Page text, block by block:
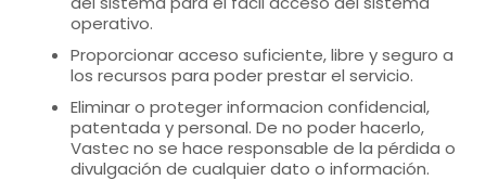
operativo.
Proporcionar acceso suficiente, libre y seguro a
los recursos para poder prestar el servicio.
Eliminar o proteger informacion confidencial,
patentada y personal. De no poder hacerlo,
Vastec no se hace responsable de la pérdida o
divulgación de cualquier dato o información.